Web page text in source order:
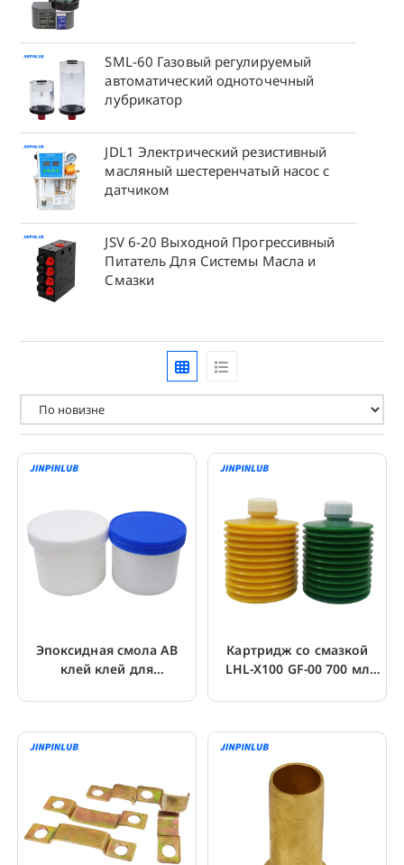
SML-60 Газовый регулируемый
автоматический одноточечный
лубрикатор
JDL1 Электрический резистивный
масляный шестеренчатый насос с
датчиком
JSV 6-20 Выходной Прогрессивный
Питатель Для Системы Масла и
Смазки
Эпоксидная смола AB
клей клей для
Turcite пластик
Картридж со смазкой
LHL-X100 GF-00 700 мл